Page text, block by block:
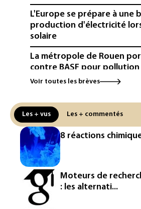
L'Europe se prépare à une
production d'électricité
solaire
La métropole de Rouen
contre BASF pour pollution
Canicule: à l'arrêt depuis fin
réseau
Véhicules de livraison
France ouvre la voie à leur
homologation
Iris³: Eutelsat investira 3,4
d'euros dans la future
européenne
Voir toutes les brèves
Les + vus Les + commentés
8 réactions
Moteurs de
: les alternati...